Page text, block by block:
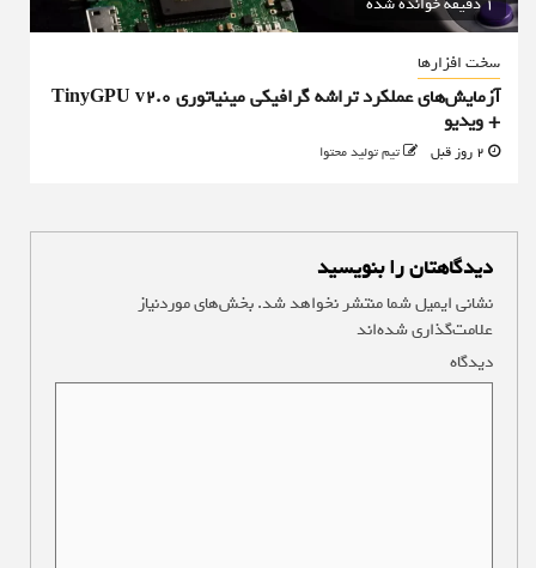
سخت افزارها
آزمایش‌های عملکرد تراشه گرافیکی مینیاتوری TinyGPU v2.0
+ ویدیو
تیم تولید محتوا
دیدگاهتان را بنویسید
نشانی ایمیل شما منتشر نخواهد شد.بخش‌های موردنیاز
علامت‌گذاری شده‌اند
دیدگاه